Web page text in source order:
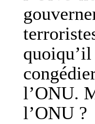
l’ONU.
l’ONU ?